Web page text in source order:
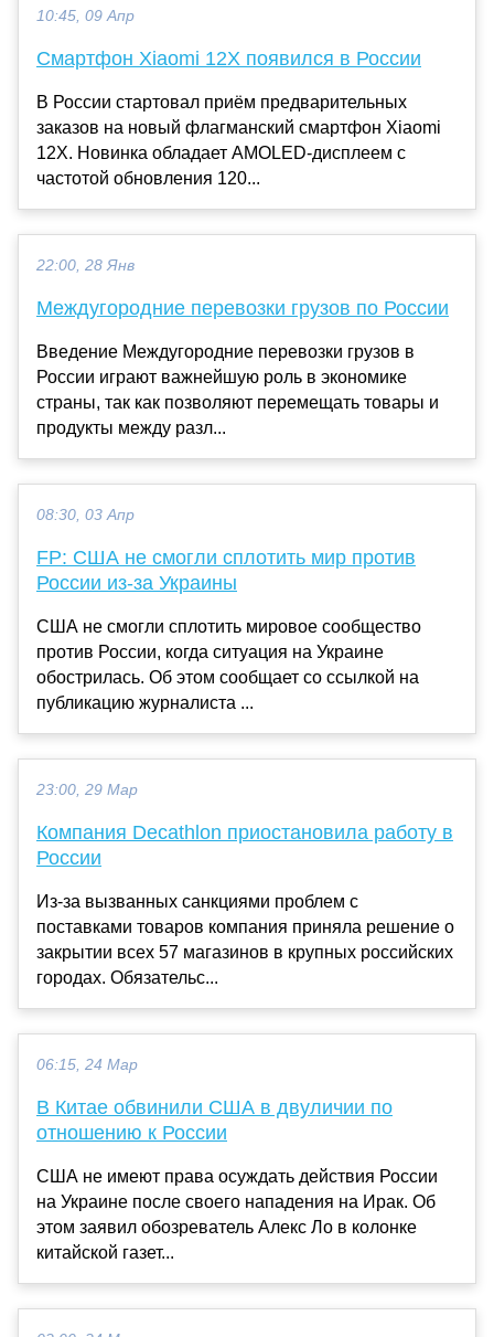
10:45, 09 Апр
Смартфон Xiaomi 12X появился в России
В России стартовал приём предварительных
заказов на новый флагманский смартфон Xiaomi
12X. Новинка обладает AMOLED-дисплеем с
частотой обновления 120...
22:00, 28 Янв
Междугородние перевозки грузов по России
Введение Междугородние перевозки грузов в
России играют важнейшую роль в экономике
страны, так как позволяют перемещать товары и
продукты между разл...
08:30, 03 Апр
FP: США не смогли сплотить мир против
России из-за Украины
США не смогли сплотить мировое сообщество
против России, когда ситуация на Украине
обострилась. Об этом сообщает со ссылкой на
публикацию журналиста ...
23:00, 29 Мар
Компания Decathlon приостановила работу в
России
Из-за вызванных санкциями проблем с
поставками товаров компания приняла решение о
закрытии всех 57 магазинов в крупных российских
городах. Обязательс...
06:15, 24 Мар
В Китае обвинили США в двуличии по
отношению к России
США не имеют права осуждать действия России
на Украине после своего нападения на Ирак. Об
этом заявил обозреватель Алекс Ло в колонке
китайской газет...